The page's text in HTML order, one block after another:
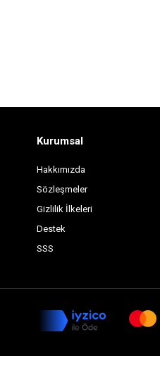
Kurumsal
Hakkımızda
Sözleşmeler
Gizlilik İlkeleri
Destek
SSS